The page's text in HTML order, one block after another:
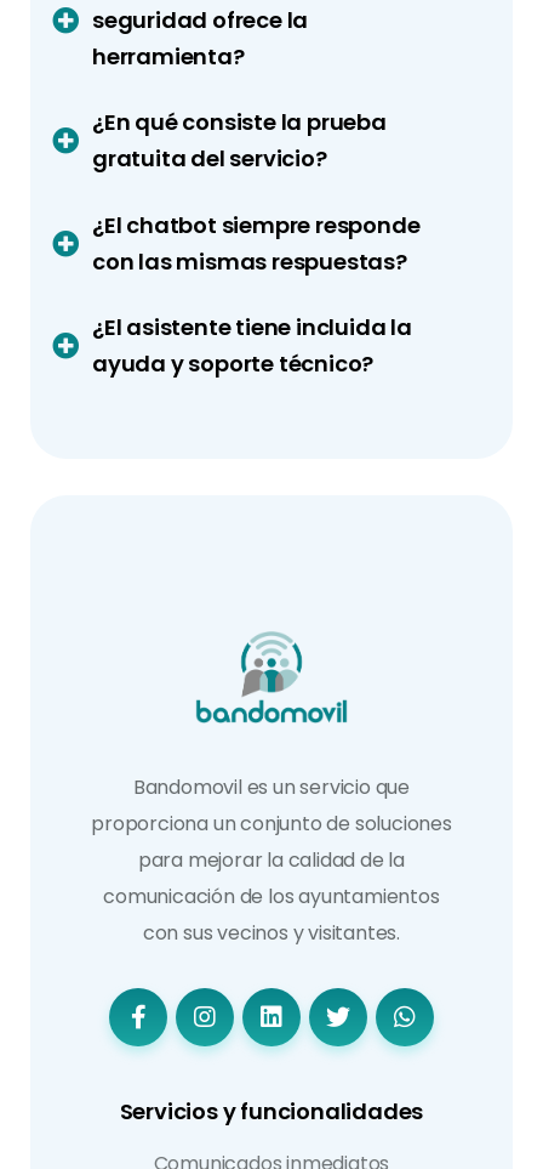
seguridad ofrece la
herramienta?
¿En qué consiste la prueba
gratuita del servicio?
¿El chatbot siempre responde
con las mismas respuestas?
¿El asistente tiene incluida la
ayuda y soporte técnico?
Bandomovil es un servicio que
proporciona un conjunto de soluciones
para mejorar la calidad de la
comunicación de los ayuntamientos
con sus vecinos y visitantes.
Servicios y funcionalidades
Comunicados inmediatos